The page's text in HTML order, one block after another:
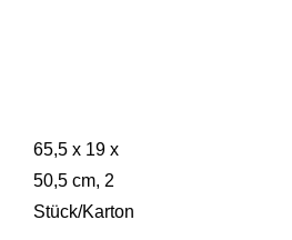
65,5 x 19 x
50,5 cm, 2
Stück/Karton